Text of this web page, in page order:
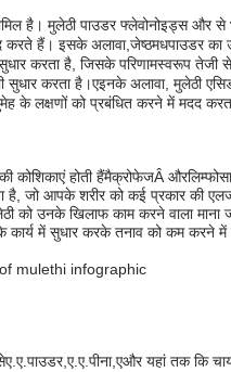
है। मुलेठी पाउडर फ्लेवोनोइड्स और से
हैं। इसके अलावा,जेष्ठमधपाउडर का
करता है, जिसके परिणामस्वरूप
सुधार करता है।एइनके अलावा, मुलेठी
के लक्षणों को प्रबंधित करने में मदद
कोशिकाएं होती हैंमैक्रोफेजÂ और
है, जो आपके शरीर को कई प्रकार की
को उनके खिलाफ काम करने वाला
कार्य में सुधार करके तनाव को कम करने में
ए.ए.पाउडर,ए.ए.पीना,एऔर यहां तक ​​कि